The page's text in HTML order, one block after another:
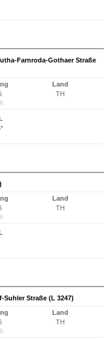
Farnroda-Gothaer Straße
Land
TH
Land
TH
Straße (L 3247)
Land
TH